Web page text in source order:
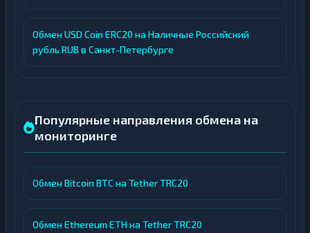
Обмен USD Coin ERC20 на Наличные Российский
рубль RUB в Санкт-Петербурге
Популярные направления обмена на
мониторинге
Обмен Bitcoin BTC на Tether TRC20
Обмен Ethereum ETH на Tether TRC20